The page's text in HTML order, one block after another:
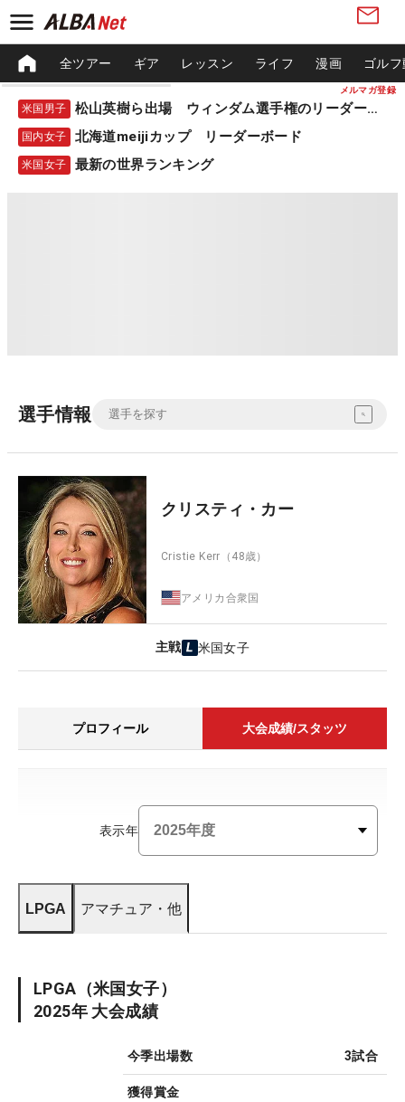
メルマガ登録
全ツアー ギア レッスン ライフ 漫画 ゴル
米国男子 松山英樹ら出場 ウィンダム選手権のリーダーボード
国内女子 北海道meijiカップ リーダーボード
米国女子 最新の世界ランキング
選手情報
クリスティ・カー
Cristie Kerr （48歳）
アメリカ合衆国
主戦 米国女子
プロフィール 大会成績/スタッツ
表示年
LPGA アマチュア・他
LPGA （米国女子）
2025年 大会成績
今季出場数 3試合
獲得賞金